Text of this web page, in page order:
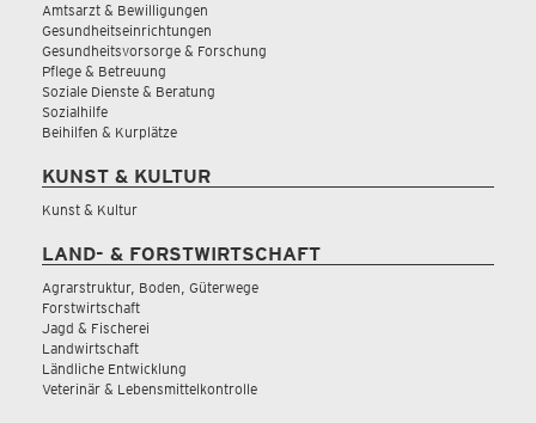
Amtsarzt & Bewilligungen
Gesundheitseinrichtungen
Gesundheitsvorsorge & Forschung
Pflege & Betreuung
Soziale Dienste & Beratung
Sozialhilfe
Beihilfen & Kurplätze
KUNST & KULTUR
Kunst & Kultur
LAND- & FORSTWIRTSCHAFT
Agrarstruktur, Boden, Güterwege
Forstwirtschaft
Jagd & Fischerei
Landwirtschaft
Ländliche Entwicklung
Veterinär & Lebensmittelkontrolle